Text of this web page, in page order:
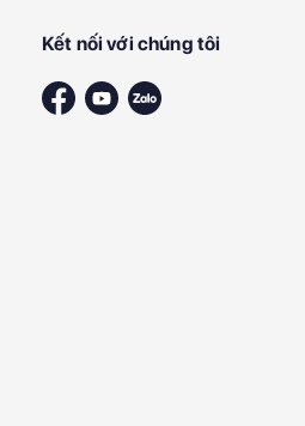
Kết nối với chúng tôi